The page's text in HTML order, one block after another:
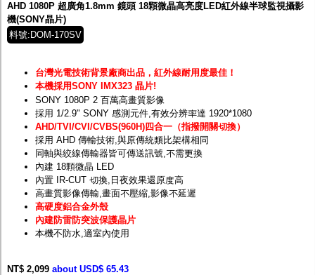
AHD 1080P 超廣角1.8mm 鏡頭 18顆微晶高亮度LED紅外線半球監視攝影
機(SONY晶片)
料號:DOM-170SV
台灣光電技術背景廠商出品，紅外線耐用度最佳！
本機採用SONY IMX323 晶片!
SONY 1080P 2 百萬高畫質影像
採用 1/2.9" SONY 感測元件,有效分辨率達 1920*1080
AHD/TVI/CVI/CVBS(960H)四合一（指撥開關切換）
採用 AHD 傳輸技術,與原傳統類比架構相同
同軸與絞線傳輸器皆可傳送訊號,不需更換
內建 18顆微晶 LED
內置 IR-CUT 切換,日夜效果還原度高
高畫質影像傳輸,畫面不壓縮,影像不延遲
高硬度鋁合金外殼
內建防雷防突波保護晶片
本機不防水,適室內使用
NT$ 2,099 about USD$ 65.43